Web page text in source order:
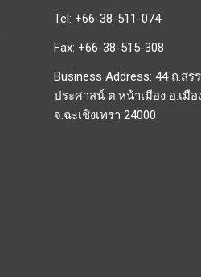
Tel: +66-38-511-074
Fax: +66-38-515-308
Business Address: 44 ถ.สร
ประศาสน์ ต.หน้าเมือง อ.เมือ
จ.ฉะเชิงเทรา 24000